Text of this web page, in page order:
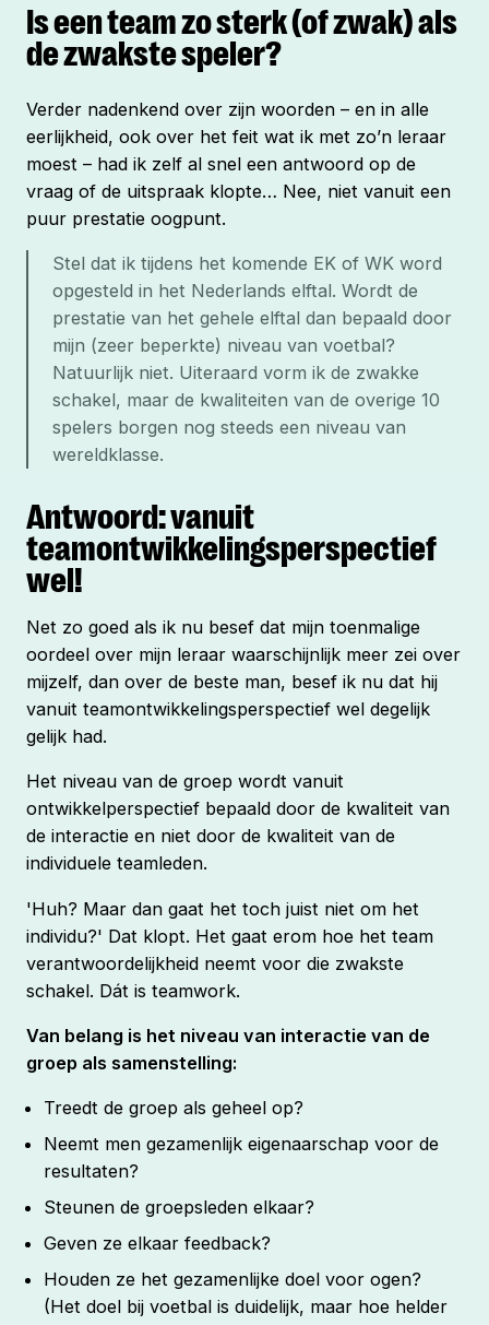
Is een team zo sterk (of zwak) als
de zwakste speler?
Verder nadenkend over zijn woorden – en in alle
eerlijkheid, ook over het feit wat ik met zo’n leraar
moest – had ik zelf al snel een antwoord op de
vraag of de uitspraak klopte… Nee, niet vanuit een
puur prestatie oogpunt.
Stel dat ik tijdens het komende EK of WK word
opgesteld in het Nederlands elftal. Wordt de
prestatie van het gehele elftal dan bepaald door
mijn (zeer beperkte) niveau van voetbal?
Natuurlijk niet. Uiteraard vorm ik de zwakke
schakel, maar de kwaliteiten van de overige 10
spelers borgen nog steeds een niveau van
wereldklasse.
Antwoord: vanuit
teamontwikkelingsperspectief
wel!
Net zo goed als ik nu besef dat mijn toenmalige
oordeel over mijn leraar waarschijnlijk meer zei over
mijzelf, dan over de beste man, besef ik nu dat hij
vanuit teamontwikkelingsperspectief wel degelijk
gelijk had.
Het niveau van de groep wordt vanuit
ontwikkelperspectief bepaald door de kwaliteit van
de interactie en niet door de kwaliteit van de
individuele teamleden.
'Huh? Maar dan gaat het toch juist niet om het
individu?' Dat klopt. Het gaat erom hoe het team
verantwoordelijkheid neemt voor die zwakste
schakel. Dát is teamwork.
Van belang is het niveau van interactie van de
groep als samenstelling:
Treedt de groep als geheel op?
Neemt men gezamenlijk eigenaarschap voor de
resultaten?
Steunen de groepsleden elkaar?
Geven ze elkaar feedback?
Houden ze het gezamenlijke doel voor ogen?
(Het doel bij voetbal is duidelijk, maar hoe helder